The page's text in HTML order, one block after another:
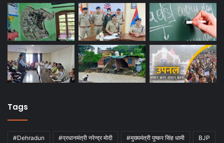
Tags
#Dehradun #प्रधानमंत्री नरेन्द्र मोदी #मुख्यमंत्री पुष्कर सिंह धामी BJP